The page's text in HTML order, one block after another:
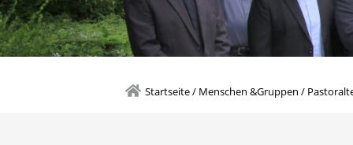
Startseite/ Menschen &Gruppen /